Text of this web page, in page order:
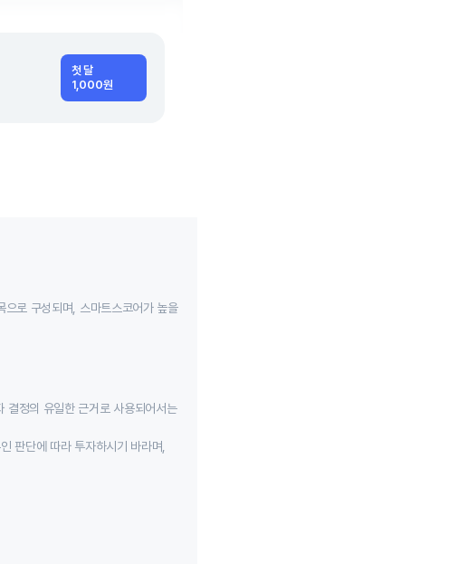
첫 달
1,000원
로 구성되며, 스마트스코어가 높을
결정의 유일한 근거로 사용되어서는
판단에 따라 투자하시기 바라며,